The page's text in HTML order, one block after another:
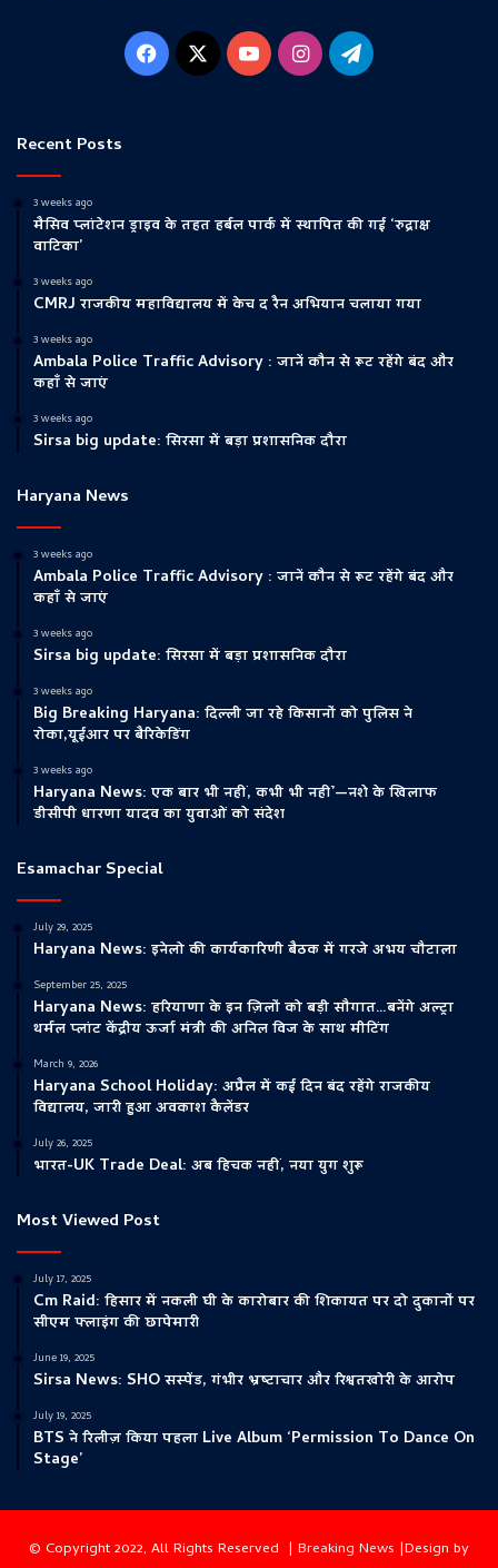
Facebook
X YouTubeInstagramTelegram
Recent Posts
3 weeks ago
मैसिव प्लांटेशन ड्राइव के तहत हर्बल पार्क में स्थापित की गई ‘रुद्राक्ष
वाटिका’
3 weeks ago
CMRJ राजकीय महाविद्यालय में केच द रैन अभियान चलाया गया
3 weeks ago
Ambala Police Traffic Advisory : जानें कौन से रूट रहेंगे बंद और
कहाँ से जाएं
3 weeks ago
Sirsa big update: सिरसा में बड़ा प्रशासनिक दौरा
Haryana News
3 weeks ago
Ambala Police Traffic Advisory : जानें कौन से रूट रहेंगे बंद और
कहाँ से जाएं
3 weeks ago
Sirsa big update: सिरसा में बड़ा प्रशासनिक दौरा
3 weeks ago
Big Breaking Haryana: दिल्ली जा रहे किसानों को पुलिस ने
रोका,यूईआर पर बैरिकेडिंग
3 weeks ago
Haryana News: एक बार भी नहीं, कभी भी नहीं’—नशे के खिलाफ
डीसीपी धारणा यादव का युवाओं को संदेश
Esamachar Special
July 29, 2025
Haryana News: इनेलो की कार्यकारिणी बैठक में गरजे अभय चौटाला
September 25, 2025
Haryana News: हरियाणा के इन ज़िलों को बड़ी सौगात…बनेंगे अल्ट्रा
थर्मल प्लांट केंद्रीय ऊर्जा मंत्री की अनिल विज के साथ मीटिंग
March 9, 2026
Haryana School Holiday: अप्रैल में कई दिन बंद रहेंगे राजकीय
विद्यालय, जारी हुआ अवकाश कैलेंडर
July 26, 2025
भारत-UK Trade Deal: अब हिचक नहीं, नया युग शुरू
Most Viewed Post
July 17, 2025
Cm Raid: हिसार में नकली घी के कारोबार की शिकायत पर दो दुकानों पर
सीएम फ्लाइंग की छापेमारी
June 19, 2025
Sirsa News: SHO सस्पेंड, गंभीर भ्रष्टाचार और रिश्वतखोरी के आरोप
July 19, 2025
BTS ने रिलीज़ किया पहला Live Album ‘Permission To Dance On
Stage’
© Copyright 2022, All Rights Reserved | Breaking News |Design by